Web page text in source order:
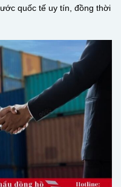
quốc tế uy tín, đồng thời